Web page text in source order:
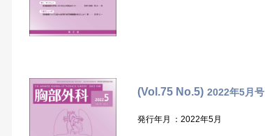
(Vol.75 No.5) 2022年5月号
発行年月 ：2022年5月